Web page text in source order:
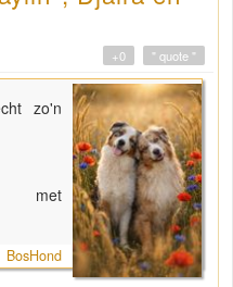
" quote "
+0
zo'n
met
BosHond